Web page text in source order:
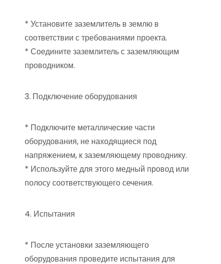
* Установите заземлитель в землю в
соответствии с требованиями проекта.
* Соедините заземлитель с заземляющим
проводником.
3. Подключение оборудования
* Подключите металлические части
оборудования, не находящиеся под
напряжением, к заземляющему проводнику.
* Используйте для этого медный провод или
полосу соответствующего сечения.
4. Испытания
* После установки заземляющего
оборудования проведите испытания для